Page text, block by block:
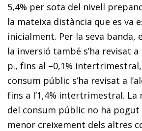
5,4% per sota del nivell
la mateixa distància que es va
inicialment. Per la seva banda,
la inversió també s’ha revisat a
p., fins al –0,1%
consum públic s’ha revisat a
fins a l’1,4% intertrimestral. La
del consum públic no ha pogut
menor creixement dels altres